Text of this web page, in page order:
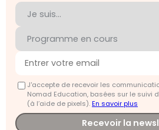
J'accepte de recevoir les
Nomad Education, basées sur le suivi
(à l’aide de pixels).En savoir plus
Recevoir la